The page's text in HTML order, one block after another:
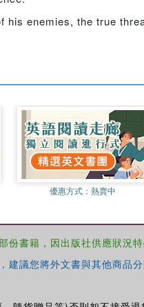
enemies, the true
優惠方式： 熱賣中
書籍，因出版社供應狀況特
議您將外文書與其他商品